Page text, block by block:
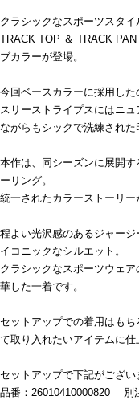
クラシックなスポーツスタ
TRACK TOP ＆ TRACK
ブカラーが登場。
今回ベースカラーに採用した
スリーストライプスにはニ
ながらもシックで洗練された
本作は、同シーズンに展開
ーリング。
統一されたカラーストーリー
程よい光沢感のあるジャー
イコニックなシルエット。
クラシックなスポーツウェ
華した一着です。
セットアップでの着用はも
て取り入れたいアイテムに仕
セットアップで下記がござい
品番：26010410000820 別